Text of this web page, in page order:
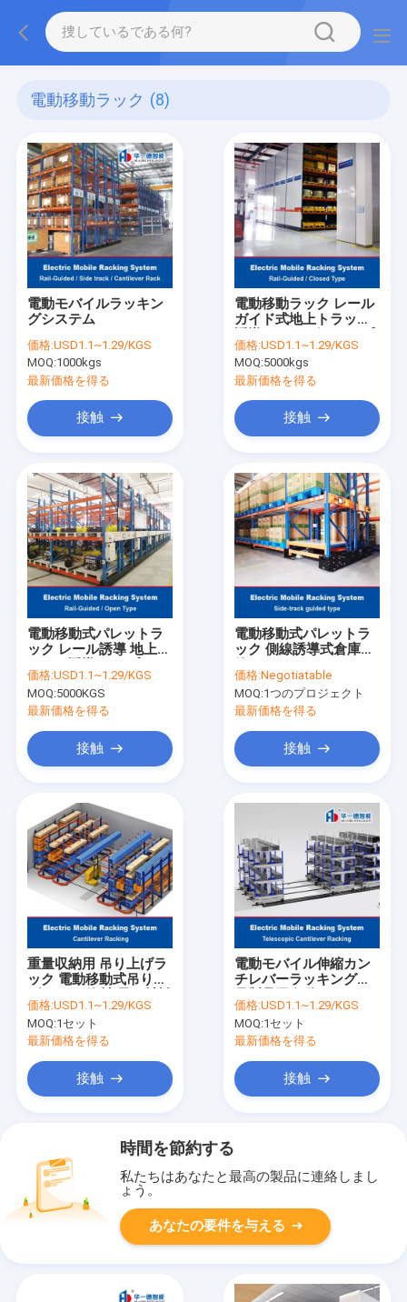
電動移動ラック (8)
電動モバイルラッキン
グシステム
価格:USD1.1~1.29/KGS
MOQ:1000kgs
最新価格を得る
接触
電動移動ラック レール
ガイド式地上トラック
電動移動式重量パレッ
トラッキング
価格:USD1.1~1.29/KGS
MOQ:5000kgs
最新価格を得る
接触
電動移動式パレットラ
ック レール誘導 地上ト
イプ 電動移動ラック 倉
庫保管ラック
価格:USD1.1~1.29/KGS
MOQ:5000KGS
最新価格を得る
接触
電動移動式パレットラ
ック 側線誘導式倉庫保
価格:Negotiatable
MOQ:1つのプロジェクト
最新価格を得る
接触
重量収納用 吊り上げラ
ック 電動移動式吊り上
価格:USD1.1~1.29/KGS
MOQ:1セット
最新価格を得る
接触
電動モバイル伸縮カン
チレバーラッキング長
よびアンロードシステ
ム倉庫保管ラッキング
価格:USD1.1~1.29/KGS
MOQ:1セット
最新価格を得る
接触
時間を節約する
私たちはあなたと最高の製品に連絡しまし
ょう。
あなたの要件を与える